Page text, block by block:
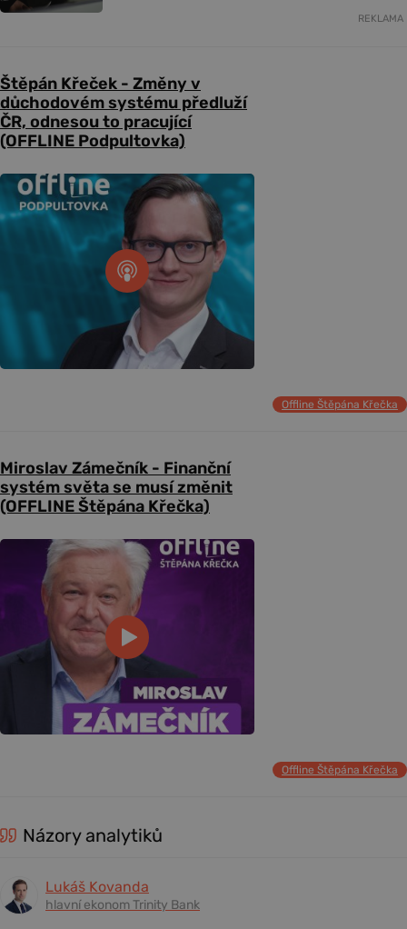
REKLAMA
Štěpán Křeček - Změny v
důchodovém systému předluží
ČR, odnesou to pracující
(OFFLINE Podpultovka)
Offline Štěpána Křečka
Miroslav Zámečník - Finanční
systém světa se musí změnit
(OFFLINE Štěpána Křečka)
Offline Štěpána Křečka
Názory analytiků
Lukáš Kovanda
hlavní ekonom Trinity Bank